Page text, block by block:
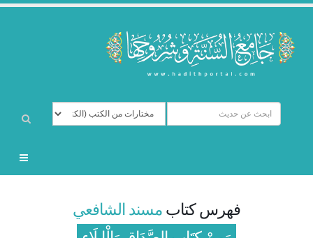
فهرس كتاب مسند الشافعي